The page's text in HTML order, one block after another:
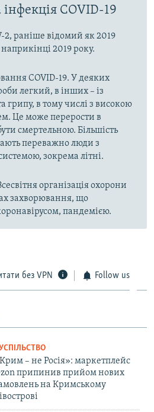
COVID-19
2, раніше відомий як 2019
2019 року.
COVID-19. У деяких
легкий, в інших – із
грипу, в тому числі з високою
Це може перерости в
смертельною. Більшість
переважно люди з
зокрема літні.
організація охорони
захворювання, що
пандемією.
без VPN Follow us
– не Росія»: маркетплейс
припинив прийом нових
на Кримському